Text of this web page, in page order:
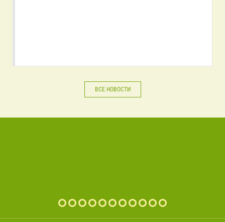
ВСЕ НОВОСТИ